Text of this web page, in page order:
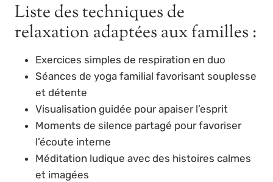
Liste des techniques de
relaxation adaptées aux familles :
Exercices simples de respiration en duo
Séances de yoga familial favorisant souplesse
et détente
Visualisation guidée pour apaiser l’esprit
Moments de silence partagé pour favoriser
l’écoute interne
Méditation ludique avec des histoires calmes
et imagées